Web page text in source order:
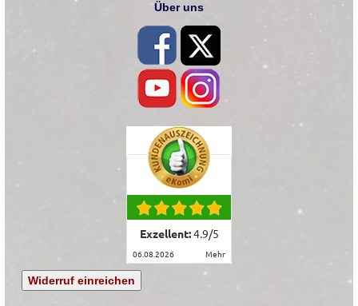
Über uns
Exzellent:4.9/5
06.08.2026 mehr
Widerruf einreichen